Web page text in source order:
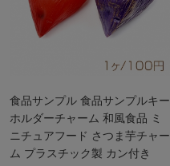
食品サンプル 食品サンプルキー
ホルダーチャーム 和風食品 ミ
ニチュアフード さつま芋チャー
ム プラスチック製 カン付き